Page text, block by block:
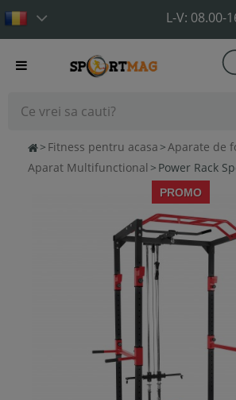
L-V: 08.00-
Toggle
> Fitness pentru acasa >Aparate de
Aparat Multifunctional > Power Rack
PROMO